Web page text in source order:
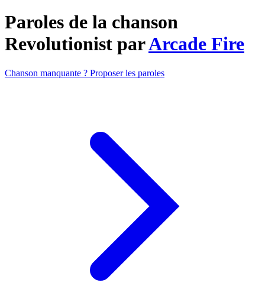
Paroles de la chanson
Revolutionist parArcade Fire
Chanson manquante ? Proposer les paroles